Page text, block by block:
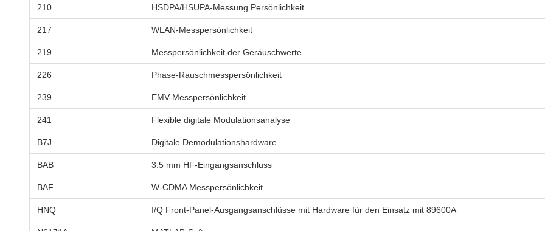
210 HSDPA/HSUPA-Messung Persönlichkeit
217 WLAN-Messpersönlichkeit
219 Messpersönlichkeit der Geräuschwerte
226 Phase-Rauschmesspersönlichkeit
239 EMV-Messpersönlichkeit
241 Flexible digitale Modulationsanalyse
B7J Digitale Demodulationshardware
BAB 3.5 mm HF-Eingangsanschluss
BAF W-CDMA Messpersönlichkeit
HNQ I/Q Front-Panel-Ausgangsanschlüsse mit Hardware für den Einsatz mit 89600A